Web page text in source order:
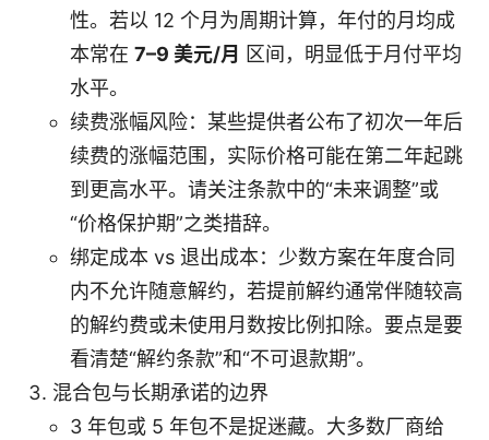
性。若以 12 个月为周期计算，年付的月均成
本常在 7–9 美元/月
区间，明显低于月付平均
水平。
续费涨幅风险：某些提供者公布了初次一年后
续费的涨幅范围，实际价格可能在第二年起跳
到更高水平。请关注条款中的“未来调整”或
“价格保护期”之类措辞。
绑定成本 vs 退出成本：少数方案在年度合同
内不允许随意解约，若提前解约通常伴随较高
的解约费或未使用月数按比例扣除。要点是要
看清楚“解约条款”和“不可退款期”。
混合包与长期承诺的边界
3 年包或 5 年包不是捉迷藏。大多数厂商给